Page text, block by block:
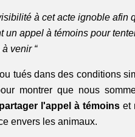
à cet acte ignoble afin
appel à témoins pour
venir “
tués dans des conditions
montrer que nous
partager l'appel à témoins et
envers les animaux.